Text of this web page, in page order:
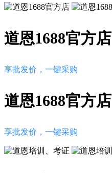
道恩1688官方店
享批发价，一键采购
道恩1688官方店
享批发价，一键采购